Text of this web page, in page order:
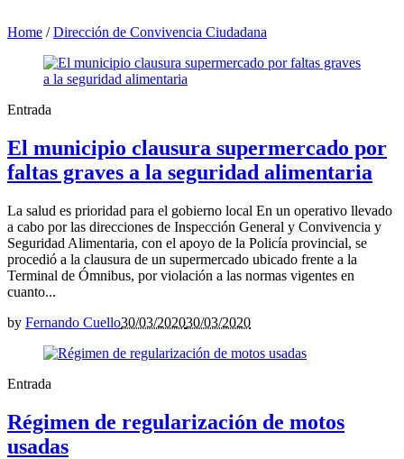
Home /Dirección de Convivencia Ciudadana
Entrada
El municipio clausura supermercado por
faltas graves a la seguridad alimentaria
La salud es prioridad para el gobierno local En un operativo llevado
a cabo por las direcciones de Inspección General y Convivencia y
Seguridad Alimentaria, con el apoyo de la Policía provincial, se
procedió a la clausura de un supermercado ubicado frente a la
Terminal de Ómnibus, por violación a las normas vigentes en
cuanto...
by Fernando Cuello30/03/202030/03/2020
Entrada
Régimen de regularización de motos
usadas